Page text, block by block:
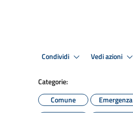
Condividi Vedi azioni
Categorie:
Comune
Emergenza